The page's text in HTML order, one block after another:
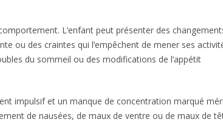
L’enfant peut présenter des
ou des craintes qui l’empêchent de mener ses
du sommeil ou des modifications de l’appétit
impulsif et un manque de concentration marqué
de nausées, de maux de ventre ou de maux de